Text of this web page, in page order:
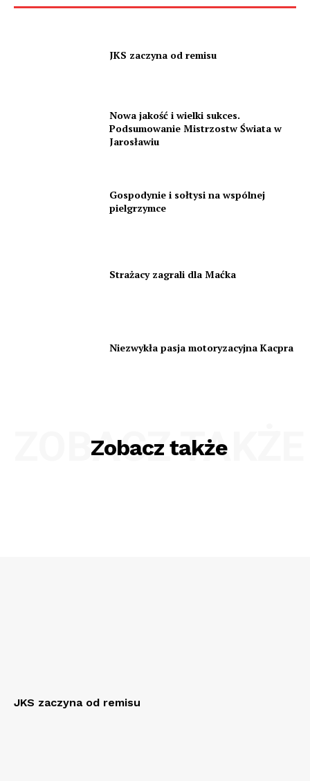
JKS zaczyna od remisu
Nowa jakość i wielki sukces.
Podsumowanie Mistrzostw Świata w
Jarosławiu
Gospodynie i sołtysi na wspólnej
pielgrzymce
Strażacy zagrali dla Maćka
Niezwykła pasja motoryzacyjna Kacpra
Zobacz także
ZOBACZ TAKŻE
JKS zaczyna od remisu